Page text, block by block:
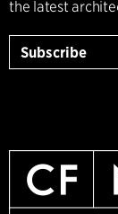
the latest
Subscribe